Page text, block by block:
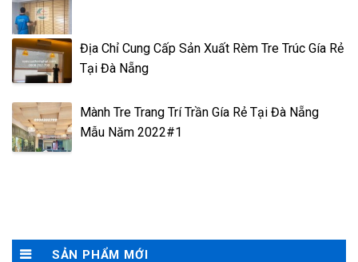
Địa Chỉ Cung Cấp Sản Xuất Rèm Tre Trúc Gía Rẻ
Tại Đà Nẵng
Mành Tre Trang Trí Trần Gía Rẻ Tại Đà Nẵng
Mẫu Năm 2022#1
SẢN PHẨM MỚI